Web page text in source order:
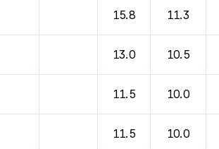
15.8 11.3
13.0 10.5
11.5 10.0
11.5 10.0